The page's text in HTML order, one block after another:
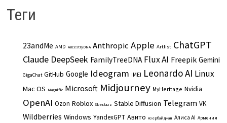
Теги
23andMe AMD AncestryDNA Anthropic Apple Artlist ChatGPT
Claude DeepSeek FamilyTreeDNA Flux AI Freepik Gemini
GigaChat GitHub Google Ideogram IMEI Leonardo AI Linux
Mac OS Magnific Microsoft Midjourney MyHeritage Nvidia
OpenAI Ozon Roblox SberJazz Stable Diffusion Telegram VK
Wildberries Windows YandexGPT Авито Азербайджан Алиса AI Армения